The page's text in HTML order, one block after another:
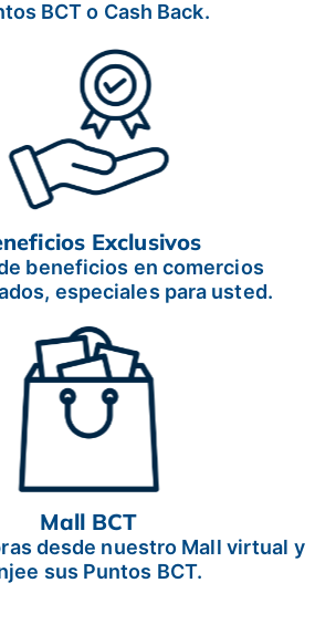
BCT o Cash Back.
Exclusivos
beneficios en comercios
especiales para usted.
Mall BCT
desde nuestro Mall virtual y
sus Puntos BCT.